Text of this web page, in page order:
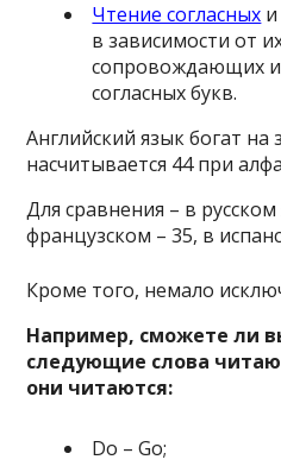
Чтение согласных и
в зависимости от
сопровождающих
согласных букв.
Английский язык богат на
насчитывается 44 при
Для сравнения – в
французском – 35, в
Кроме того, немало
Например, сможете ли
следующие слова
они читаются:
Do – Go;